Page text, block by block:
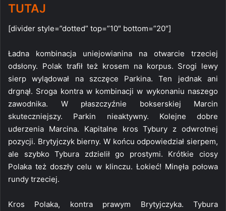
TUTAJ
[divider style=”dotted” top=”10″ bottom=”20″]
Ładna kombinacja uniejowianina na otwarcie trzeciej
odsłony. Polak trafił też krosem na korpus. Srogi lewy
sierp wylądował na szczęce Parkina. Ten jednak ani
drgnął. Sroga kontra w kombinacji w wykonaniu naszego
zawodnika. W płaszczyźnie bokserskiej Marcin
skuteczniejszy. Parkin nieaktywny. Kolejne dobre
uderzenia Marcina. Kapitalne kros Tybury z odwrotnej
pozycji. Brytyjczyk bierny. W końcu odpowiedział sierpem,
ale szybko Tybura zdzielił go prostymi. Krótkie ciosy
Polaka też doszły celu w klinczu. Łokieć! Minęła połowa
rundy trzeciej.
Kros Polaka, kontra prawym Brytyjczyka. Tybura